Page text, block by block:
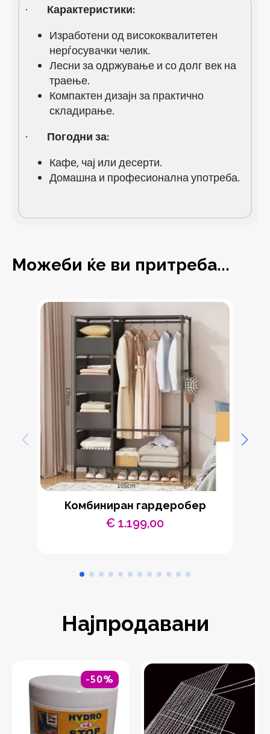
· Карактеристики:
Изработени од висококвалитетен
нерѓосувачки челик.
Лесни за одржување и со долг век на
траење.
Компактен дизајн за практично
складирање.
· Погодни за:
Кафе, чај или десерти.
Домашна и професионална употреба.
Можеби ќе ви притреба...
Комбиниран гардеробер
€ 1.199,00
Најпродавани
-50%